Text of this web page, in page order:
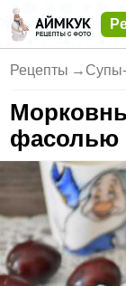
Рецепты →
фасолью